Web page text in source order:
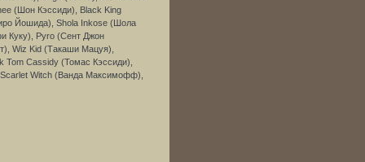
(Шон Кэссиди), Black King
Йошида), Shola Inkose (Шола
Куку), Pyro (Сент Джон
Wiz Kid (Такаши Мацуя),
Tom Cassidy (Томас Кэссиди),
Witch (Ванда Максимофф),